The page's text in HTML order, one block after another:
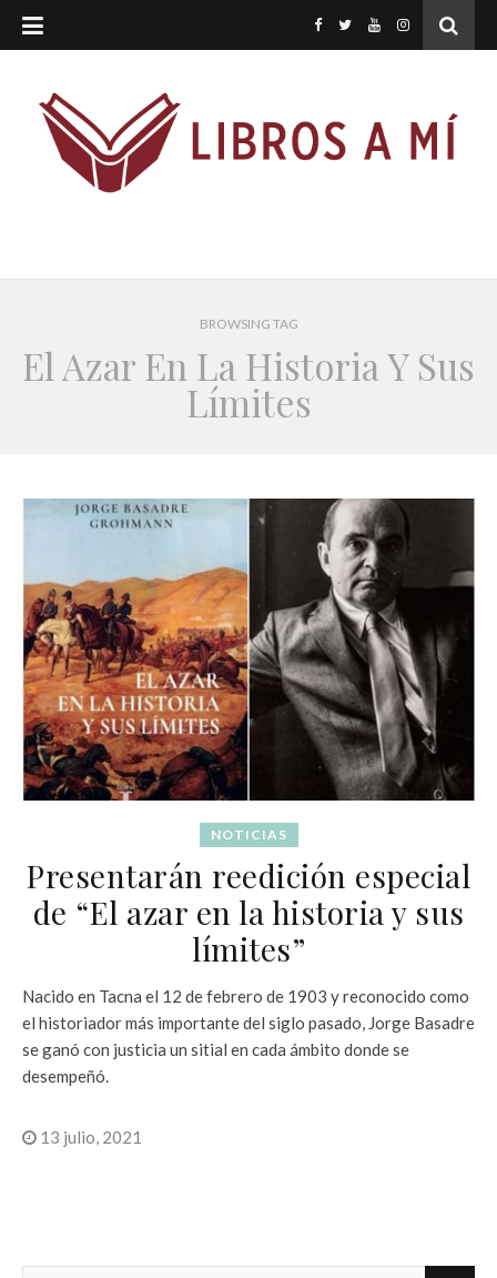
BROWSING TAG
El Azar En La Historia Y Sus
Límites
NOTICIAS
Presentarán reedición especial
de “El azar en la historia y sus
límites”
Nacido en Tacna el 12 de febrero de 1903 y reconocido como
el historiador más importante del siglo pasado, Jorge Basadre
se ganó con justicia un sitial en cada ámbito donde se
desempeñó.
13 julio, 2021